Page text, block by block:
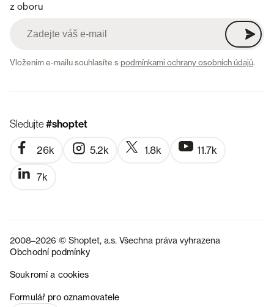
z oboru
Vložením e-mailu souhlasíte spodmínkami ochrany osobních údajů.
Sledujte#shoptet
26k 5.2k 1.8k 11.7k
7k
2008–2026 © Shoptet, a.s. Všechna práva vyhrazena
Obchodní podmínky
Soukromí a cookies
Formulář pro oznamovatele